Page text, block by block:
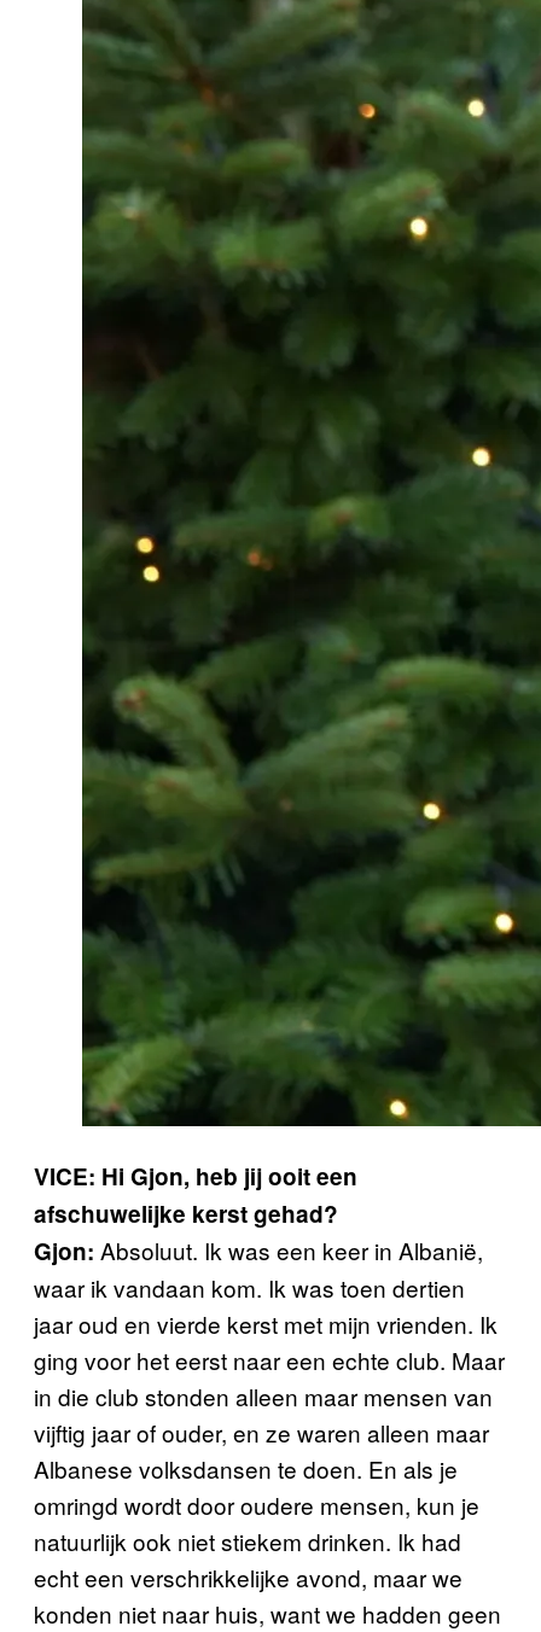
VICE: Hi Gjon, heb jij ooit een
afschuwelijke kerst gehad?
Gjon: Absoluut. Ik was een keer in Albanië,
waar ik vandaan kom. Ik was toen dertien
jaar oud en vierde kerst met mijn vrienden. Ik
ging voor het eerst naar een echte club. Maar
in die club stonden alleen maar mensen van
vijftig jaar of ouder, en ze waren alleen maar
Albanese volksdansen te doen. En als je
omringd wordt door oudere mensen, kun je
natuurlijk ook niet stiekem drinken. Ik had
echt een verschrikkelijke avond, maar we
konden niet naar huis, want we hadden geen